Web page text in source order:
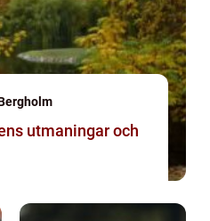
utmaningar och